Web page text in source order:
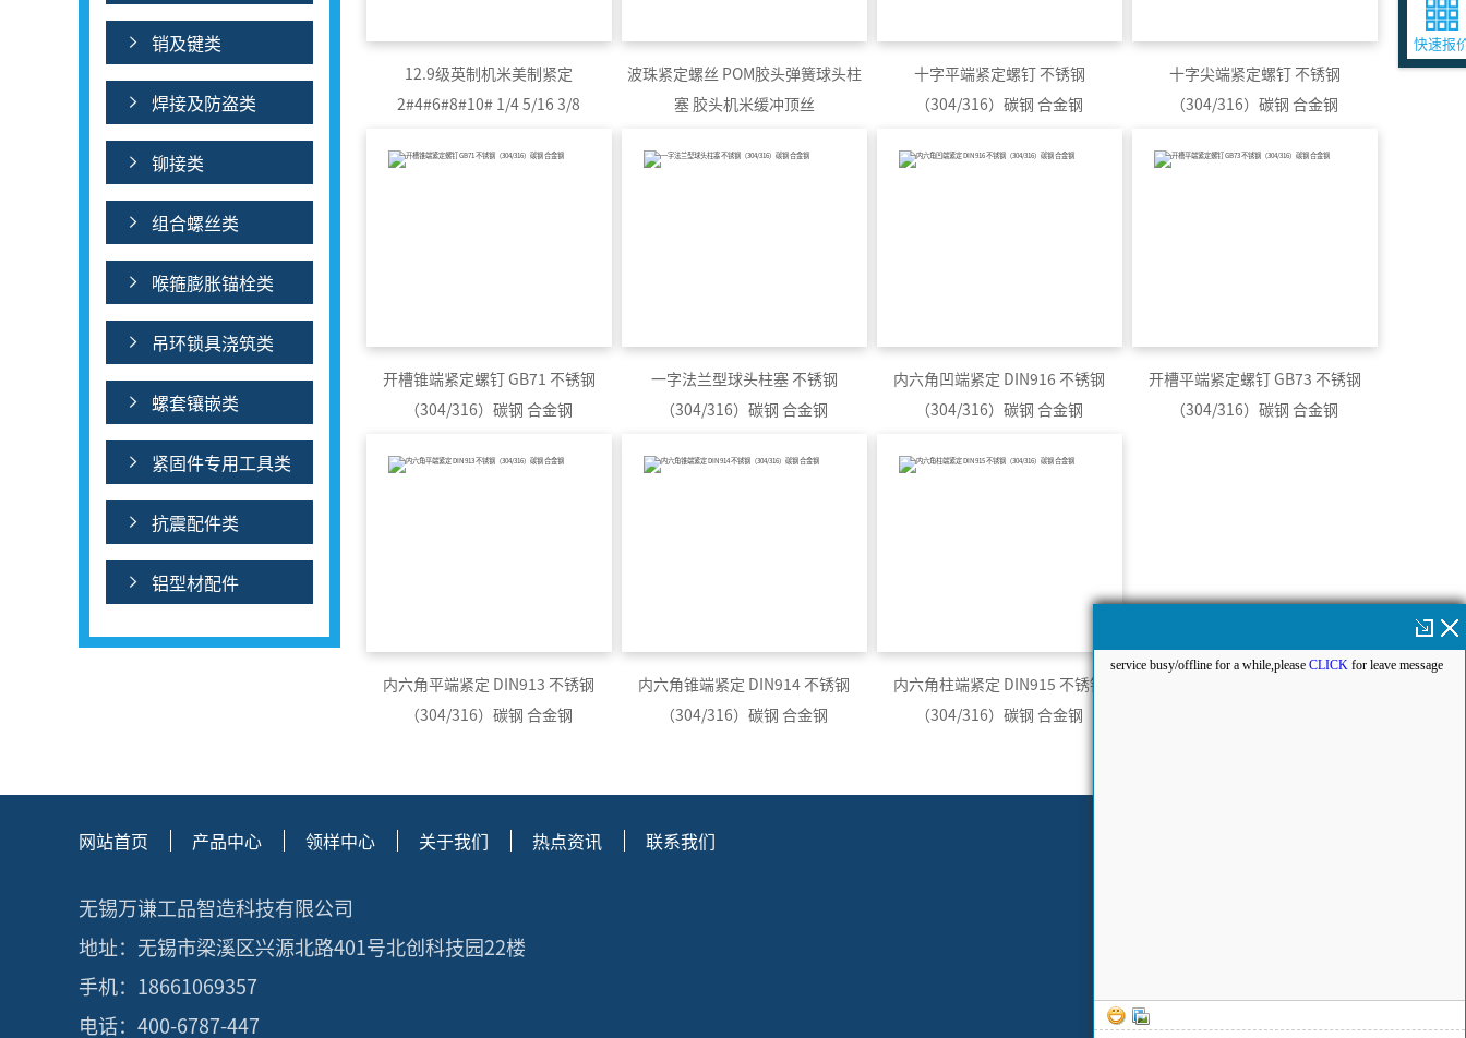
销及键类
焊接及防盗类
铆接类
组合螺丝类
喉箍膨胀锚栓类
吊环锁具浇筑类
螺套镶嵌类
紧固件专用工具类
抗震配件类
铝型材配件
12.9级英制机米美制紧定
2#4#6#8#10# 1/4 5/16 3/8
波珠紧定螺丝 POM胶头弹簧球头柱
塞 胶头机米缓冲顶丝
十字平端紧定螺钉 不锈钢
（304/316）碳钢 合金钢
十字尖端紧定螺钉 不锈钢
（304/316）碳钢 合金钢
开槽锥端紧定螺钉 GB71 不锈钢
（304/316）碳钢 合金钢
一字法兰型球头柱塞 不锈钢
（304/316）碳钢 合金钢
内六角凹端紧定 DIN916 不锈钢
（304/316）碳钢 合金钢
开槽平端紧定螺钉 GB73 不锈钢
（304/316）碳钢 合金钢
内六角平端紧定 DIN913 不锈钢
（304/316）碳钢 合金钢
内六角锥端紧定 DIN914 不锈钢
（304/316）碳钢 合金钢
内六角柱端紧定 DIN915 不锈钢
（304/316）碳钢 合金钢
网站首页 产品中心 领样中心 关于我们 热点资讯 联系我们
无锡万谦工品智造科技有限公司
地址：无锡市梁溪区兴源北路401号北创科技园22楼
手机：18661069357
电话：400-6787-447
快速报